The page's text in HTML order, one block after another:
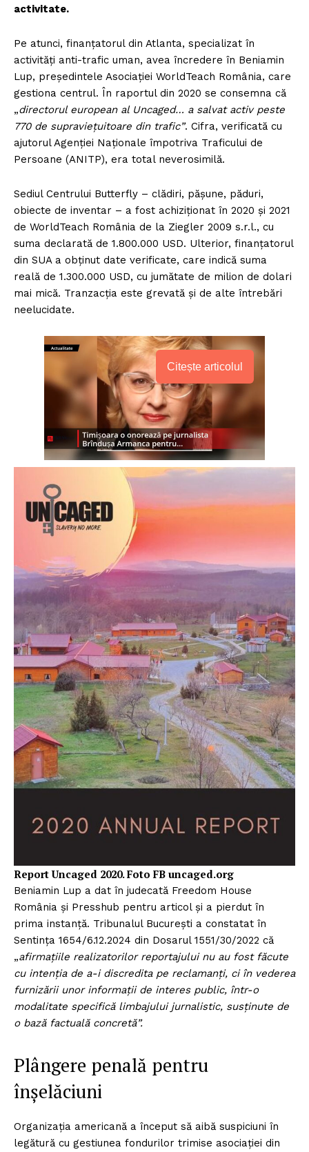
activitate.
Pe atunci, finanțatorul din Atlanta, specializat în
activități anti-trafic uman, avea încredere în Beniamin
Lup, președintele Asociației WorldTeach România, care
gestiona centrul. În raportul din 2020 se consemna că
„directorul european al Uncaged… a salvat activ peste
770 de supraviețuitoare din trafic”. Cifra, verificată cu
ajutorul Agenției Naționale împotriva Traficului de
Persoane (ANITP), era total neverosimilă.
Sediul Centrului Butterfly – clădiri, pășune, păduri,
obiecte de inventar – a fost achiziționat în 2020 și 2021
de WorldTeach România de la Ziegler 2009 s.r.l., cu
suma declarată de 1.800.000 USD. Ulterior, finanțatorul
din SUA a obținut date verificate, care indică suma
reală de 1.300.000 USD, cu jumătate de milion de dolari
mai mică. Tranzacția este grevată și de alte întrebări
neelucidate.
Citește articolul
Report Uncaged 2020. Foto FB uncaged.org
Beniamin Lup a dat în judecată Freedom House
România și Presshub pentru articol și a pierdut în
prima instanță. Tribunalul București a constatat în
Sentința 1654/6.12.2024 din Dosarul 1551/30/2022 că
„afirmațiile realizatorilor reportajului nu au fost făcute
cu intenția de a-i discredita pe reclamanți, ci în vederea
furnizării unor informații de interes public, într-o
modalitate specifică limbajului jurnalistic, susținute de
o bază factuală concretă”.
Plângere penală pentru
înșelăciuni
Organizația americană a început să aibă suspiciuni în
legătură cu gestiunea fondurilor trimise asociației din